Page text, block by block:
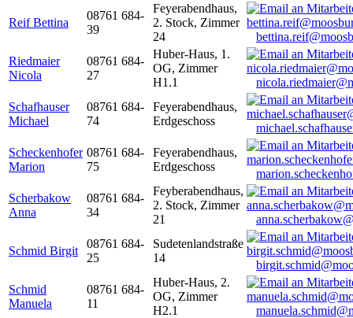
Reif Bettina
08761 684-
39
Feyerabendhaus,
2. Stock, Zimmer
24
Riedmaier
Nicola
08761 684-
27
Huber-Haus, 1.
OG, Zimmer
H1.1
Schafhauser
Michael
08761 684-
74
Feyerabendhaus,
Erdgeschoss
Scheckenhofer
Marion
08761 684-
75
Feyerabendhaus,
Erdgeschoss
Scherbakow
Anna
08761 684-
34
Feyberabendhaus,
2. Stock, Zimmer
21
Schmid Birgit
08761 684-
25
Sudetenlandstraße
14
Schmid
Manuela
08761 684-
11
Huber-Haus, 2.
OG, Zimmer
H2.1